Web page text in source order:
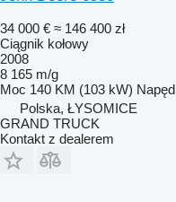
34 000 € ≈ 146 400 zł
Ciągnik kołowy
2008
8 165 m/g
Moc 140 KM (103 kW) Napęd
Polska, ŁYSOMICE
GRAND TRUCK
Kontakt z dealerem